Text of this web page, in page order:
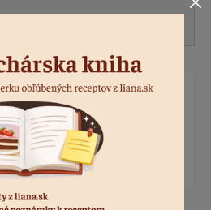
hodnotenie.